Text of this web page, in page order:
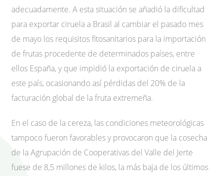
adecuadamente. A esta situación se añadió la dificultad
para exportar ciruela a Brasil al cambiar el pasado mes
de mayo los requisitos fitosanitarios para la importación
de frutas procedente de determinados países, entre
ellos España, y que impidió la exportación de ciruela a
este país, ocasionando así pérdidas del 20% de la
facturación global de la fruta extremeña.
En el caso de la cereza, las condiciones meteorológicas
tampoco fueron favorables y provocaron que la cosecha
de la Agrupación de Cooperativas del Valle del Jerte
fuese de 8,5 millones de kilos, la más baja de los últimos